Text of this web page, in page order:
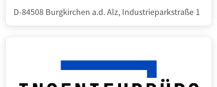
D-84508 Burgkirchen a.d. Alz, Industrieparkstraße 1